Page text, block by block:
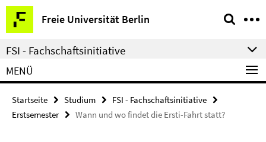
Springe
direkt
zu
Inhalt
Freie Universität Berlin
Service-
Navigation
FSI - Fachschaftsinitiative
MENÜ
Startseite Studium
FSI - Fachschaftsinitiative
Erstsemester
Wann und wo findet die Ersti-Fahrt statt?